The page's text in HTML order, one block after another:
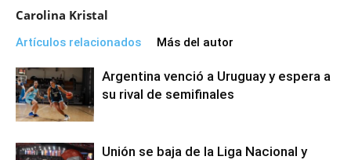
Carolina Kristal
Artículos relacionados Más del autor
Argentina venció a Uruguay y espera a
su rival de semifinales
Unión se baja de la Liga Nacional y